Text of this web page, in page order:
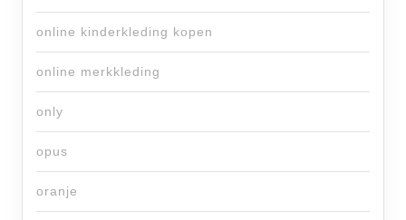
online kinderkleding kopen
online merkkleding
only
opus
oranje